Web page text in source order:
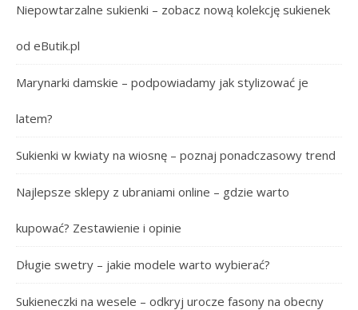
Niepowtarzalne sukienki – zobacz nową kolekcję sukienek
od eButik.pl
Marynarki damskie – podpowiadamy jak stylizować je
latem?
Sukienki w kwiaty na wiosnę – poznaj ponadczasowy trend
Najlepsze sklepy z ubraniami online – gdzie warto
kupować? Zestawienie i opinie
Długie swetry – jakie modele warto wybierać?
Sukieneczki na wesele – odkryj urocze fasony na obecny